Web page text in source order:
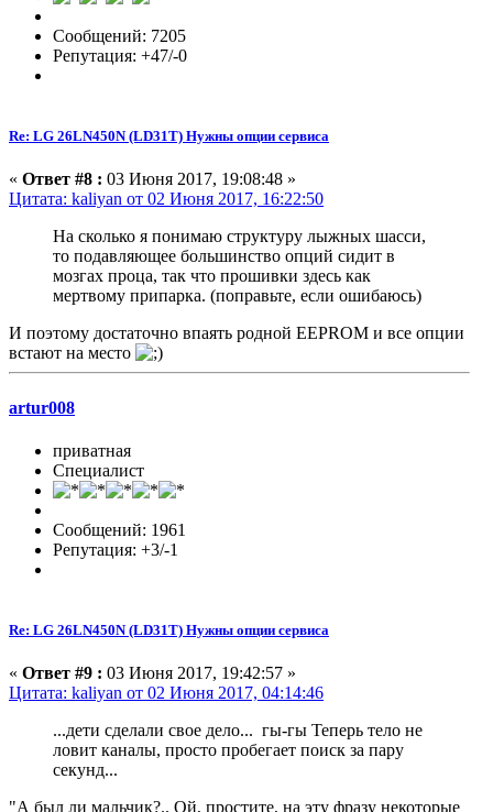
Сообщений: 7205
Репутация: +47/-0
Re: LG 26LN450N (LD31T) Нужны опции сервиса
« Ответ #8 : 03 Июня 2017, 19:08:48 »
Цитата: kaliyan от 02 Июня 2017, 16:22:50
На сколько я понимаю структуру лыжных шасси,
то подавляющее большинство опций сидит в
мозгах проца, так что прошивки здесь как
мертвому припарка. (поправьте, если ошибаюсь)
И поэтому достаточно впаять родной EEPROM и все опции
встают на место
artur008
приватная
Специалист
Сообщений: 1961
Репутация: +3/-1
Re: LG 26LN450N (LD31T) Нужны опции сервиса
« Ответ #9 : 03 Июня 2017, 19:42:57 »
Цитата: kaliyan от 02 Июня 2017, 04:14:46
...дети сделали свое дело... гы-гы Теперь тело не
ловит каналы, просто пробегает поиск за пару
секунд...
"А был ли мальчик?.. Ой, простите, на эту фразу некоторые